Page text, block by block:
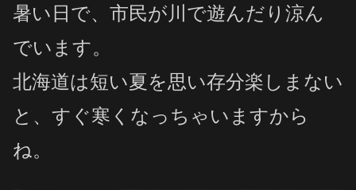
暑い日で、市民が川で遊んだり涼ん
でいます。
北海道は短い夏を思い存分楽しまない
と、すぐ寒くなっちゃいますから
ね。